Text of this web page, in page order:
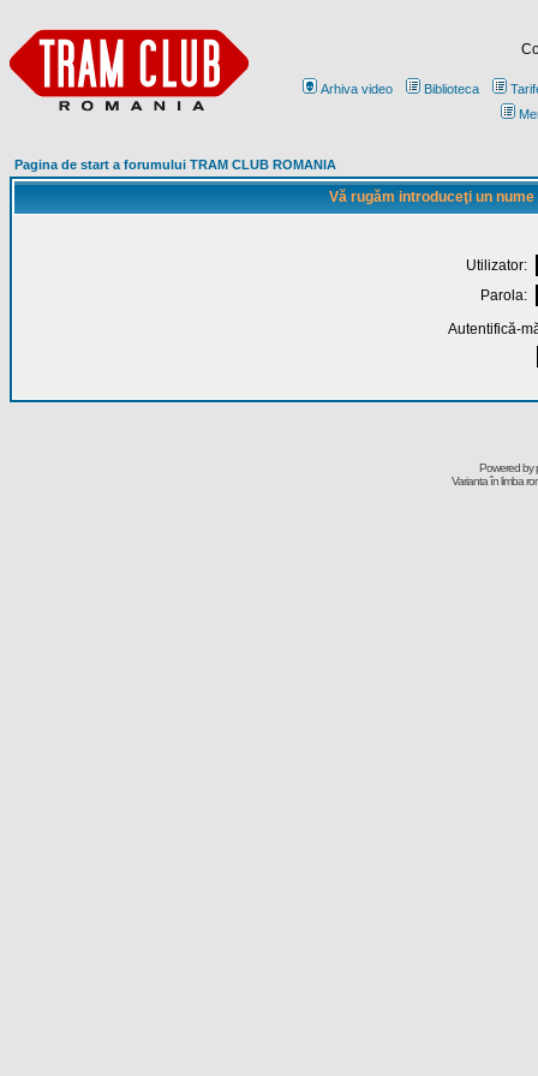
Arhiva video Biblioteca
Pagina de start a forumului TRAM CLUB ROMANIA
Vă rugăm introduceţi un
Utilizator:
Parola:
Autentifică-
Powered by
Varianta în limba